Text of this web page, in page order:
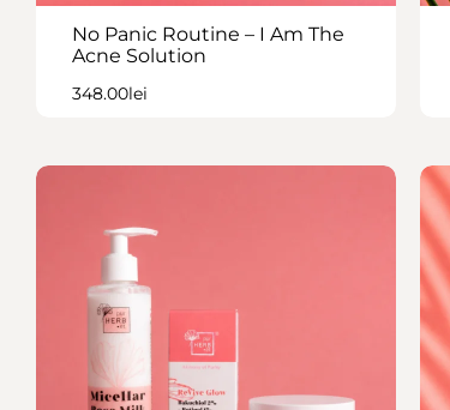
No Panic Routine – I Am The
Acne Solution
348.00lei